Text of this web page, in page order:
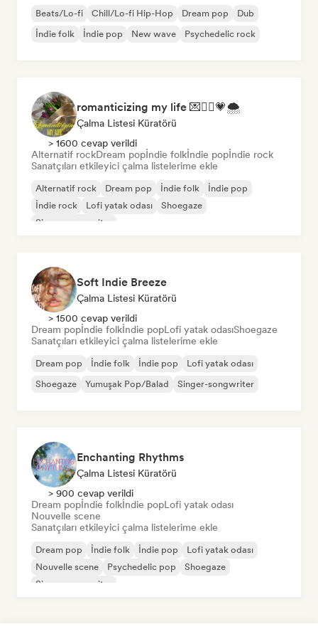
Beats/Lo-fi Chill/Lo-fi Hip-Hop Dream pop
Dub
İndie folk
İndie pop New wave Psychedelic rock
romanticizing my life 💌🧚‍♀️💗🌨
Çalma Listesi Küratörü
> 1600 cevap verildi
Alternatif rockDream popİndie folkİndie popİndie rock
Sanatçıları etkileyici çalma listelerime ekle
Alternatif rock Dream pop İndie folk
İndie pop
İndie rock
Lofi yatak odası
Shoegaze
Singer-songwriter
Soft Indie Breeze
Çalma Listesi Küratörü
> 1500 cevap verildi
Dream popİndie folkİndie popLofi yatak odasıShoegaze
Sanatçıları etkileyici çalma listelerime ekle
Dream pop İndie folk İndie pop
Lofi yatak odası
Shoegaze
Yumuşak Pop/Balad Singer-songwriter
Enchanting Rhythms
Çalma Listesi Küratörü
> 900 cevap verildi
Dream popİndie folkİndie popLofi yatak odası
Nouvelle scene
Sanatçıları etkileyici çalma listelerime ekle
Dream pop İndie folk İndie pop
Lofi yatak odası
Nouvelle scene
Psychedelic pop
Shoegaze
Singer-songwriter